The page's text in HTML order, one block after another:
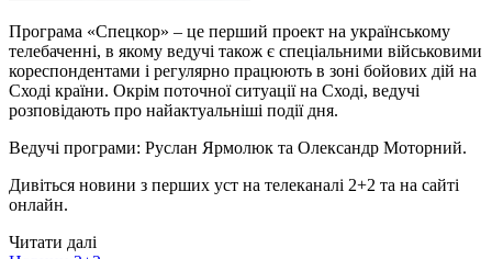
Програма «Спецкор» – це перший проект на українському
телебаченні, в якому ведучі також є спеціальними військовими
кореспондентами і регулярно працюють в зоні бойових дій на
Сході країни. Окрім поточної ситуації на Сході, ведучі
розповідають про найактуальніші події дня.
Ведучі програми: Руслан Ярмолюк та Олександр Моторний.
Дивіться новини з перших уст на телеканалі 2+2 та на сайті
онлайн.
Читати далі